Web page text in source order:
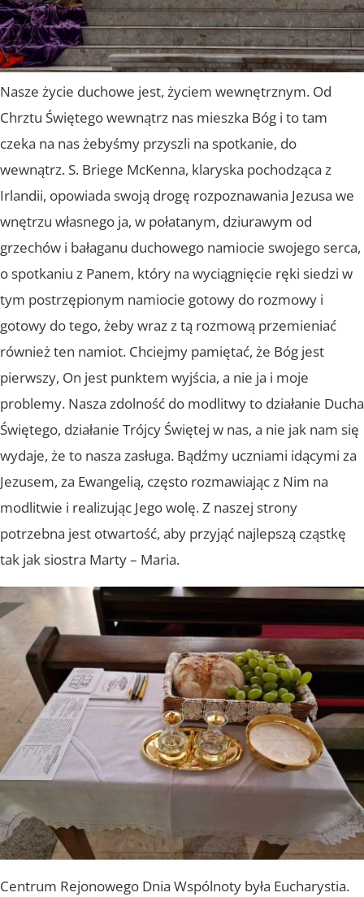
Nasze życie duchowe jest, życiem wewnętrznym. Od
Chrztu Świętego wewnątrz nas mieszka Bóg i to tam
czeka na nas żebyśmy przyszli na spotkanie, do
wewnątrz. S. Briege McKenna, klaryska pochodząca z
Irlandii, opowiada swoją drogę rozpoznawania Jezusa we
wnętrzu własnego ja, w połatanym, dziurawym od
grzechów i bałaganu duchowego namiocie swojego serca,
o spotkaniu z Panem, który na wyciągnięcie ręki siedzi w
tym postrzępionym namiocie gotowy do rozmowy i
gotowy do tego, żeby wraz z tą rozmową przemieniać
również ten namiot. Chciejmy pamiętać, że Bóg jest
pierwszy, On jest punktem wyjścia, a nie ja i moje
problemy. Nasza zdolność do modlitwy to działanie Ducha
Świętego, działanie Trójcy Świętej w nas, a nie jak nam się
wydaje, że to nasza zasługa. Bądźmy uczniami idącymi za
Jezusem, za Ewangelią, często rozmawiając z Nim na
modlitwie i realizując Jego wolę. Z naszej strony
potrzebna jest otwartość, aby przyjąć najlepszą cząstkę
tak jak siostra Marty – Maria.
Centrum Rejonowego Dnia Wspólnoty była Eucharystia.